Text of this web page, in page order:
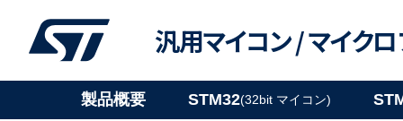
汎用マイコン /マイク
製品概要 STM32(32bit マイコン)